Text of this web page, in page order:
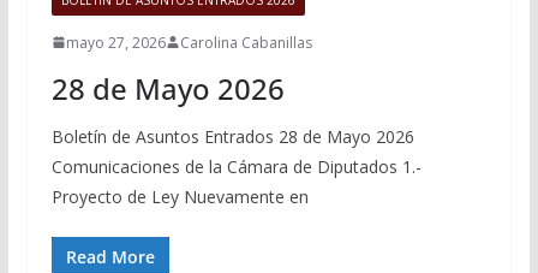
mayo 27, 2026 Carolina Cabanillas
28 de Mayo 2026
Boletín de Asuntos Entrados 28 de Mayo 2026
Comunicaciones de la Cámara de Diputados 1.-
Proyecto de Ley Nuevamente en
Read More